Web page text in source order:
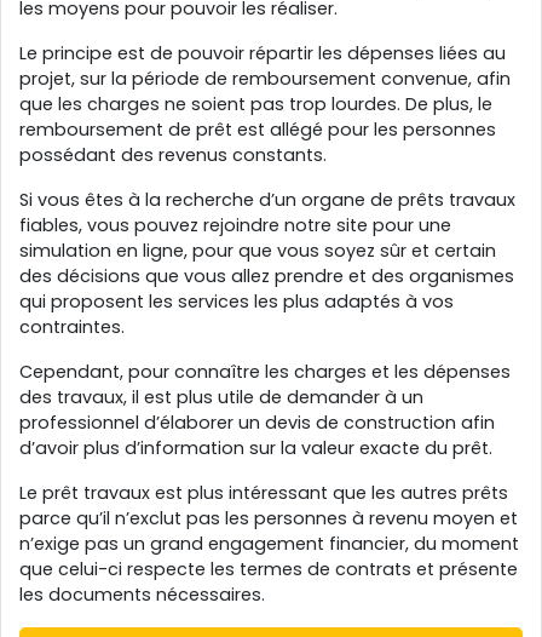
les moyens pour pouvoir les réaliser.
Le principe est de pouvoir répartir les dépenses liées au
projet, sur la période de remboursement convenue, afin
que les charges ne soient pas trop lourdes. De plus, le
remboursement de prêt est allégé pour les personnes
possédant des revenus constants.
Si vous êtes à la recherche d’un organe de prêts travaux
fiables, vous pouvez rejoindre notre site pour une
simulation en ligne, pour que vous soyez sûr et certain
des décisions que vous allez prendre et des organismes
qui proposent les services les plus adaptés à vos
contraintes.
Cependant, pour connaître les charges et les dépenses
des travaux, il est plus utile de demander à un
professionnel d’élaborer un devis de construction afin
d’avoir plus d’information sur la valeur exacte du prêt.
Le prêt travaux est plus intéressant que les autres prêts
parce qu’il n’exclut pas les personnes à revenu moyen et
n’exige pas un grand engagement financier, du moment
que celui-ci respecte les termes de contrats et présente
les documents nécessaires.